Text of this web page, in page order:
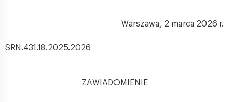
Warszawa, 2 marca 2026 r.
SRN.431.18.2025.2026
ZAWIADOMIENIE